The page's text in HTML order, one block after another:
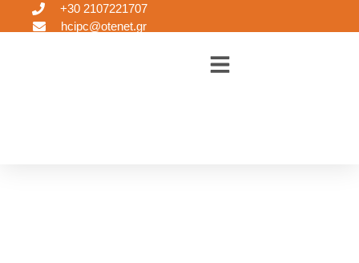
+30 2107221707
hcipc@otenet.gr